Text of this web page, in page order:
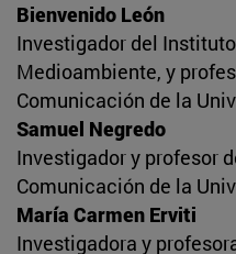
Bienvenido León
Investigador del
Medioambiente, y
Comunicación de la
Samuel Negredo
Investigador y profesor
Comunicación de la
María Carmen Erviti
Investigadora y